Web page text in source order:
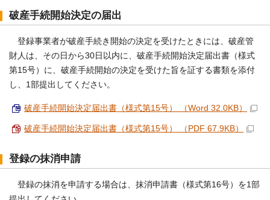
破産手続開始決定の届出
登録事業者が破産手続き開始の決定を受けたときには、破産管
財人は、その日から30日以内に、破産手続開始決定届出書（様式
第15号）に、破産手続開始の決定を受けた旨を証する書類を添付
し、1部提出してください。
破産手続開始決定届出書（様式第15号） （Word 32.0KB）
破産手続開始決定届出書（様式第15号） （PDF 67.9KB）
登録の抹消申請
登録の抹消を申請する場合は、抹消申請書（様式第16号）を1部